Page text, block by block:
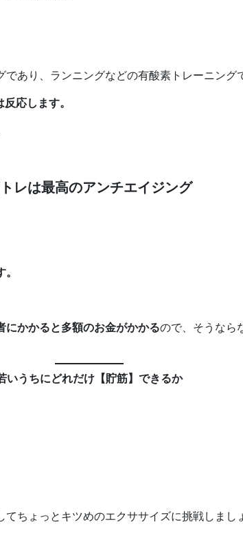
あり、ランニングなどの有酸素トレーニング
応します。
レは最高のアンチエイジング
かかると多額のお金がかかるので、そうなら
いうちにどれだけ【貯筋】できるか
ちょっとキツめのエクササイズに挑戦しまし